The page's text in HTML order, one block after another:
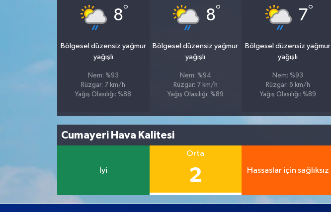
8°
Bölgesel düzensiz yağmur
yağışlı
Nem: %93
Rüzgar: 7 km/h
Yağış Olasılığı: %88
8°
Bölgesel düzensiz yağmur
yağışlı
Nem: %94
Rüzgar: 7 km/h
Yağış Olasılığı: %89
7°
Bölgesel düzensiz yağmur
yağışlı
Nem: %93
Rüzgar: 6 km/h
Yağış Olasılığı: %89
Cumayeri Hava Kalitesi
İyi
Orta
2 Hassaslar için sağlıksız